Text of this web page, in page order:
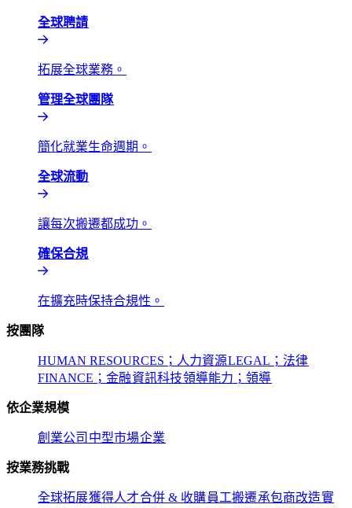
全球聘請​​
拓展全球業務。​​
管理全球團隊​​
簡化就業生命週期。​​
全球流動​​
讓每次搬遷都成功。​​
確保合規​​
在擴充時保持合規性。​​
按團隊​​
HUMAN RESOURCES；人力資源​​LEGAL；法律​​
FINANCE；金融​​資訊科技​​領導能力；領導​​
依企業規模​​
創業公司​​ 中型市場​​企業​​
按業務挑戰​​
全球拓展​​獲得人才​​合併 & 收購​​員工搬遷​​承包商改造​​實